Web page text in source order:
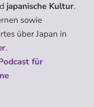
japanische Kultur.
sowie
über Japan in
.
für